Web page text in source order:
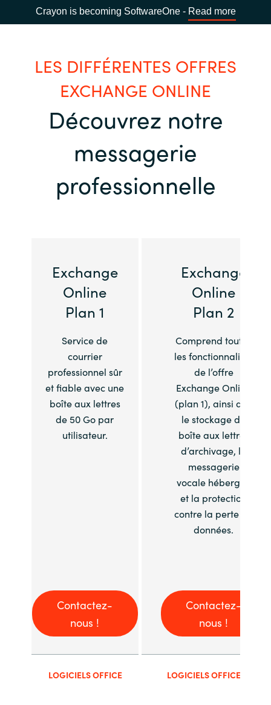
Crayon is becoming SoftwareOne - Read more
LES DIFFÉRENTES OFFRES
EXCHANGE ONLINE
Découvrez notre
messagerie
professionnelle
Exchange
Online
Plan 1
Exchange
Online
Plan 2
Service de
courrier
professionnel sûr
et fiable avec une
boîte aux lettres
de 50 Go par
utilisateur.
Comprend toutes
les fonctionnalités
de l’offre
Exchange Online
(plan 1), ainsi que
le stockage de
boîte aux lettres
d’archivage, la
messagerie
vocale hébergée
et la protection
contre la perte de
données.
Contactez-
nous !
Contactez-
nous !
LOGICIELS OFFICE LOGICIELS OFFICE